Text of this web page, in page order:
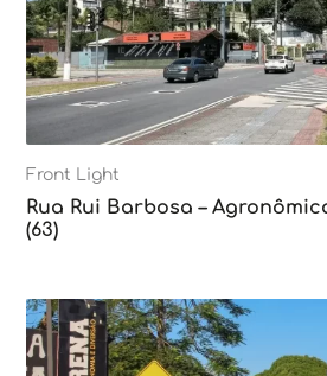
Front Light
Rua Rui Barbosa –
(63)